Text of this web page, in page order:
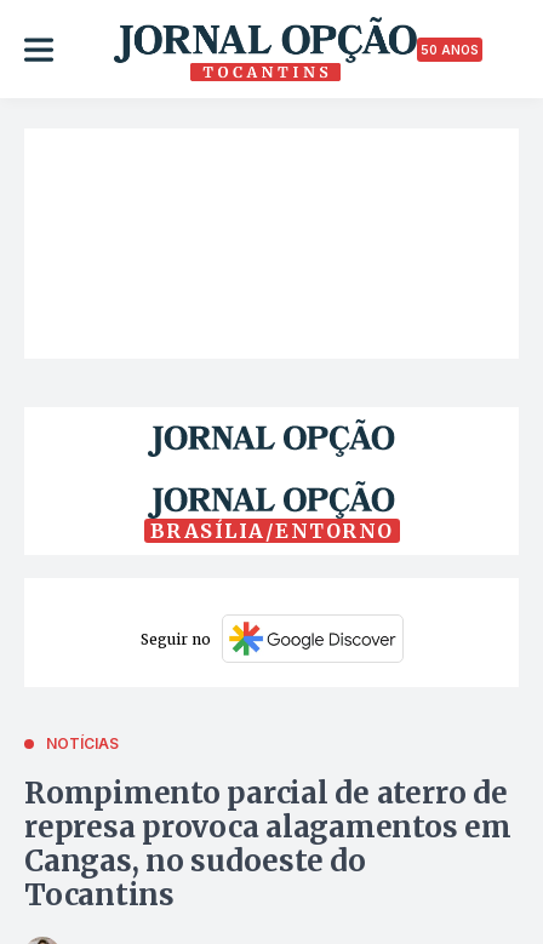
50 ANOS
BRASÍLIA/ENTORNO
Seguir no
NOTÍCIAS
Rompimento parcial de aterro de
represa provoca alagamentos em
Cangas, no sudoeste do
Tocantins